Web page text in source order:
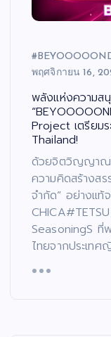
พฤศจิกายน 16,
พลังแห่งความส
Project เตรียม
Thailand!
ด้วยจิตวิญญาณที่
ความคิดสร้างส
จำกัด” อย่างแท้
SeasoningS ที่
ไทยจากประเทศ